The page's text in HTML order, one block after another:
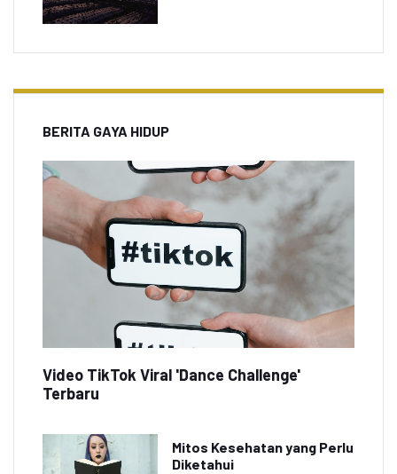
BERITA GAYA HIDUP
Video TikTok Viral 'Dance Challenge'
Terbaru
Mitos Kesehatan yang Perlu
Diketahui